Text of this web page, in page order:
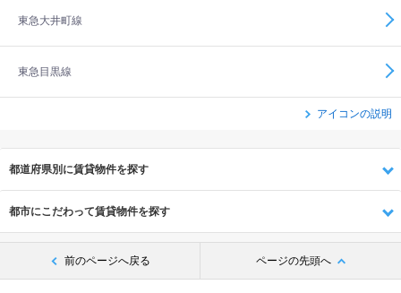
東急大井町線
東急目黒線
アイコンの説明
都道府県別に賃貸物件を探す
都市にこだわって賃貸物件を探す
前のページへ戻る ページの先頭へ